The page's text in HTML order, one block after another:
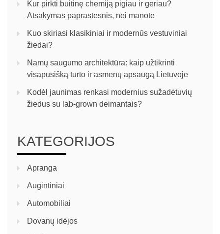
Kur pirkti buitinę chemiją pigiau ir geriau?
Atsakymas paprastesnis, nei manote
Kuo skiriasi klasikiniai ir modernūs vestuviniai
žiedai?
Namų saugumo architektūra: kaip užtikrinti
visapusišką turto ir asmenų apsaugą Lietuvoje
Kodėl jaunimas renkasi modernius sužadėtuvių
žiedus su lab-grown deimantais?
KATEGORIJOS
Apranga
Augintiniai
Automobiliai
Dovanų idėjos